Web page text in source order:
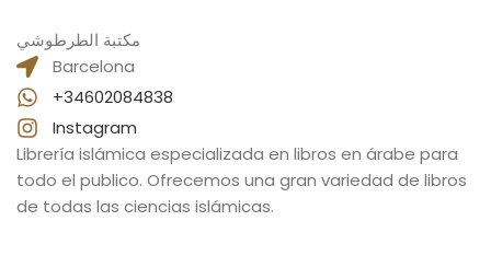
مكتبة الطرطوشي
Barcelona
+34602084838
Instagram
Librería islámica especializada en libros en árabe para
todo el publico. Ofrecemos una gran variedad de libros
de todas las ciencias islámicas.